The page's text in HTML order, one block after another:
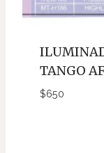
TANGO
$650